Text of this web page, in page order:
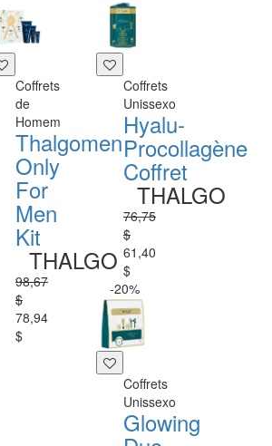
Coffrets
de
Homem
Thalgomen
Only
For
Men
Kit
THALGO
98,67
$
78,94
$
Coffrets
Unissexo
Hyalu-
Procollagène
Coffret
THALGO
76,75
$
61,40
$
-20%
Coffrets
Unissexo
Glowing